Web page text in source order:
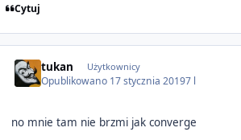
Cytuj
tukan Użytkownicy
Opublikowano 17 stycznia 20197 l
no mnie tam nie brzmi jak converge